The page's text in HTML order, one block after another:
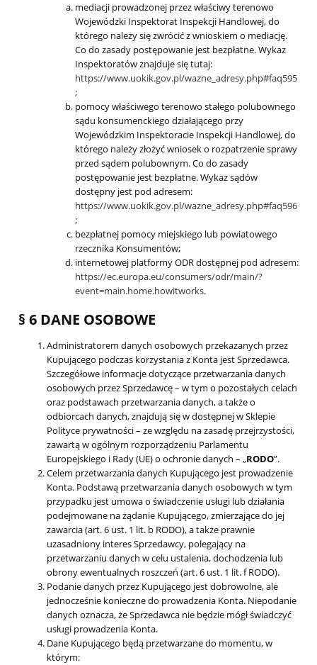
mediacji prowadzonej przez właściwy terenowo
Wojewódzki Inspektorat Inspekcji Handlowej, do
którego należy się zwrócić z wnioskiem o mediację.
Co do zasady postępowanie jest bezpłatne. Wykaz
Inspektoratów znajduje się tutaj:
https://www.uokik.gov.pl/wazne_adresy.php#faq595
;
pomocy właściwego terenowo stałego polubownego
sądu konsumenckiego działającego przy
Wojewódzkim Inspektoracie Inspekcji Handlowej, do
którego należy złożyć wniosek o rozpatrzenie sprawy
przed sądem polubownym. Co do zasady
postępowanie jest bezpłatne. Wykaz sądów
dostępny jest pod adresem:
https://www.uokik.gov.pl/wazne_adresy.php#faq596
;
bezpłatnej pomocy miejskiego lub powiatowego
rzecznika Konsumentów;
internetowej platformy ODR dostępnej pod adresem:
https://ec.europa.eu/consumers/odr/main/?
event=main.home.howitworks.
§ 6 DANE OSOBOWE
Administratorem danych osobowych przekazanych przez
Kupującego podczas korzystania z Konta jest Sprzedawca.
Szczegółowe informacje dotyczące przetwarzania danych
osobowych przez Sprzedawcę – w tym o pozostałych celach
oraz podstawach przetwarzania danych, a także o
odbiorcach danych, znajdują się w dostępnej w Sklepie
Polityce prywatności – ze względu na zasadę przejrzystości,
zawartą w ogólnym rozporządzeniu Parlamentu
Europejskiego i Rady (UE) o ochronie danych – „RODO”.
Celem przetwarzania danych Kupującego jest prowadzenie
Konta. Podstawą przetwarzania danych osobowych w tym
przypadku jest umowa o świadczenie usługi lub działania
podejmowane na żądanie Kupującego, zmierzające do jej
zawarcia (art. 6 ust. 1 lit. b RODO), a także prawnie
uzasadniony interes Sprzedawcy, polegający na
przetwarzaniu danych w celu ustalenia, dochodzenia lub
obrony ewentualnych roszczeń (art. 6 ust. 1 lit. f RODO).
Podanie danych przez Kupującego jest dobrowolne, ale
jednocześnie konieczne do prowadzenia Konta. Niepodanie
danych oznacza, że Sprzedawca nie będzie mógł świadczyć
usługi prowadzenia Konta.
Dane Kupującego będą przetwarzane do momentu, w
którym: